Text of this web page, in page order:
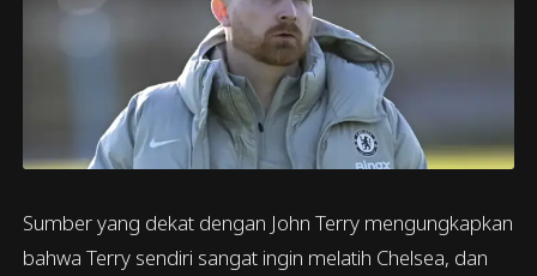
Sumber yang dekat dengan John Terry mengungkapkan
bahwa Terry sendiri sangat ingin melatih Chelsea, dan